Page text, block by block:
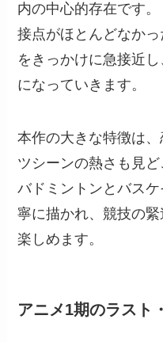
内の中心的存在です。
接点がほとんどなか
をきっかけに急接近
になっていきます。
本作の大きな特徴は
ツシーンの熱さも見ど
バドミントンとバス
寧に描かれ、競技の
楽しめます。
アニメ1期のラスト